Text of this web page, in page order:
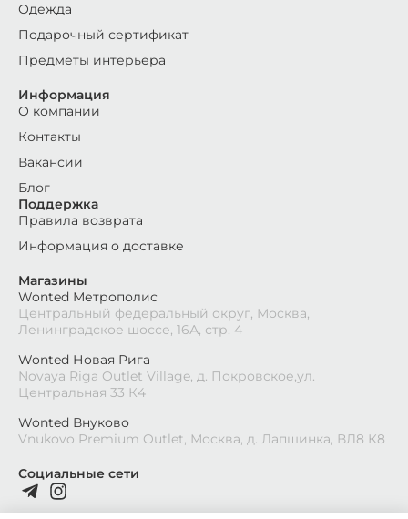
Социальные сети
Магазины
Wonted Метрополис
Центральный федеральный округ, Москва,
Ленинградское шоссе, 16А, стр. 4
Wonted Новая Рига
Novaya Riga Outlet Village, д. Покровское,ул.
Центральная 33 К4
Wonted Внуково
Vnukovo Premium Outlet, Москва, д. Лапшинка, ВЛ8 К8
Одежда
Подарочный сертификат
Предметы интерьера
Информация
О компании
Контакты
Вакансии
Блог
Поддержка
Правила возврата
Информация о доставке